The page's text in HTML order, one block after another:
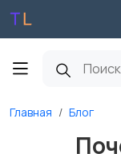
Главная Блог